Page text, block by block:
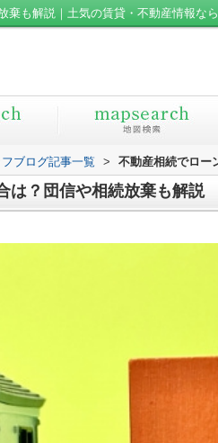
も解説｜土気の賃貸・不動産情報な
ブログ記事一覧 > 不動産相続でロー
は？団信や相続放棄も解説